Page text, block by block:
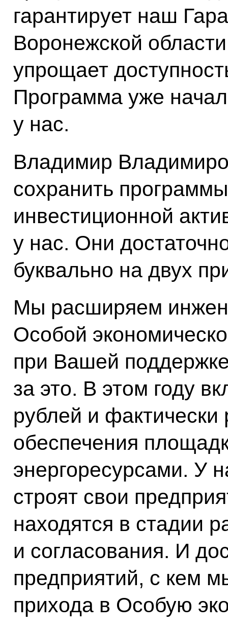
гарантирует наш
Воронежской
упрощает
Программа уже
у нас.
Владимир
сохранить
инвестиционной
у нас. Они
буквально на двух
Мы расширяем
Особой
при Вашей
за это. В этом году
рублей и
обеспечения
энергоресурсами. У
строят свои
находятся в стадии
и согласования. И
предприятий, с кем
прихода в Особую